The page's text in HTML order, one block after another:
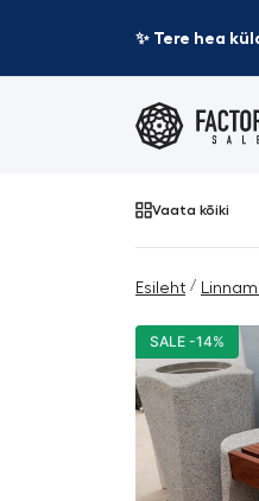
✨ Tere hea
Vaata kõiki
Esileht /
SALE -14%